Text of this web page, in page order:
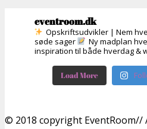
eventroom.dk
Opskriftsudvikler | Nem
søde sager
Ny madplan
inspiration til både hverdag &
Load More
© 2018 copyright EventRoom//